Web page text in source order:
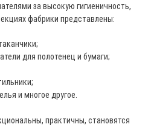
за высокую гигиеничность,
фабрики представлены:
для полотенец и бумаги;
и многое другое.
практичны, становятся